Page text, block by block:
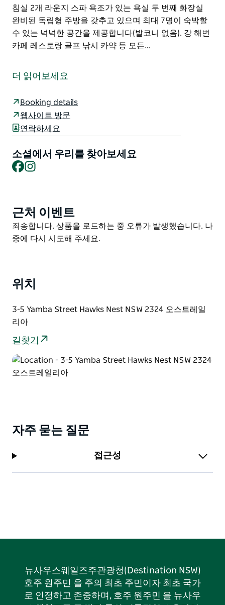
침실 2개 라운지 스파 욕조가 있는 욕실 두 번째 화장실
완비된 독립형 주방을 갖추고 있으며 최대 7명이 숙박할
수 있는 넉넉한 공간을 제공합니다(발코니 없음). 강 해변
카페 레스토랑 골프 낚시 카약 등 모든…
집과 같은 곳으로 다양한 숙박 옵션을 제공합니다. Myall
은 신선하고 깨끗하며 편안합니다. 퀸 모텔 객실, 1베드룸
객실 킹 스튜디오 스파 스위트룸, 2베드룸 독립형 아파트
등이 있습니다.
모텔은 오후의 산들바람과 태양을 포착할 수 있는 발코니
가 있고 아름다운 리조트 스타일의 수영장과 지하 바비큐
최대 7명이 숙박할 수 있는 넉넉한 공간을 제공합니다(발
코니 없음).
강 해변 카페 레스토랑 골프 낚시 카약 등 모든 편의 시설
더 읽어보세요
Booking details
웹사이트 방문
연락하세요
소셜에서 우리를 찾아보세요
Facebook
Product
List
근처 이벤트
Product
List
죄송합니다. 상품을 로드하는 중 오류가 발생했습니다. 나
중에 다시 시도해 주세요.
위치
3-5 Yamba Street Hawks Nest NSW 2324 오스트레일
리아
길찾기
자주 묻는 질문
접근성
뉴사우스웨일즈주관광청(Destination NSW)
호주 원주민 을 주의 최초 주민이자 최초 국가
로 인정하고 존중하며, 호주 원주민 을 뉴사우